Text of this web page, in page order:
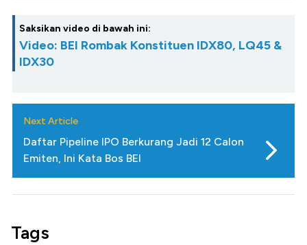
Saksikan video di bawah ini:
Video: BEI Rombak Konstituen IDX80, LQ45 &
IDX30
Next Article
Daftar Pipeline IPO Berkurang Jadi 12 Calon
Emiten, Ini Kata Bos BEI
Tags